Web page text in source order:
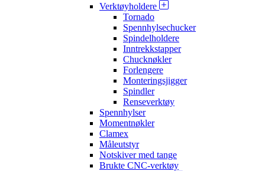
Verktøyholdere
Tornado
Spennhylsechucker
Spindelholdere
Inntrekkstapper
Chucknøkler
Forlengere
Monteringsjigger
Spindler
Renseverktøy
Spennhylser
Momentnøkler
Clamex
Måleutstyr
Notskiver med tange
Brukte CNC-verktøy